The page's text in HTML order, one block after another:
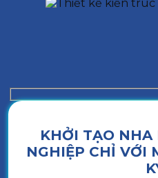
KHỞI TẠO NHA
NGHIỆP CHỈ VỚI